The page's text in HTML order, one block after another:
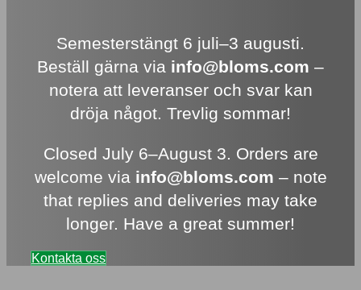
Semesterstängt 6 juli–3 augusti.
Beställ gärna via info@bloms.com –
notera att leveranser och svar kan
dröja något. Trevlig sommar!
Closed July 6–August 3. Orders are
welcome via info@bloms.com – note
that replies and deliveries may take
longer. Have a great summer!
Kontakta oss